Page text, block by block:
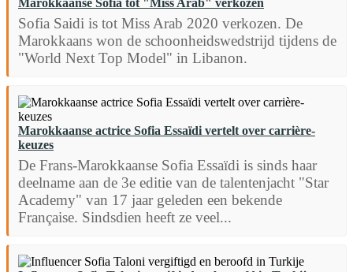
Sofia Saidi is tot Miss Arab 2020 verkozen. De
Marokkaans won de schoonheidswedstrijd tijdens de
"World Next Top Model" in Libanon.
Marokkaanse actrice Sofia Essaïdi vertelt over carrière-
keuzes
De Frans-Marokkaanse Sofia Essaïdi is sinds haar
deelname aan de 3e editie van de talentenjacht "Star
Academy" van 17 jaar geleden een bekende
Française. Sindsdien heeft ze veel...